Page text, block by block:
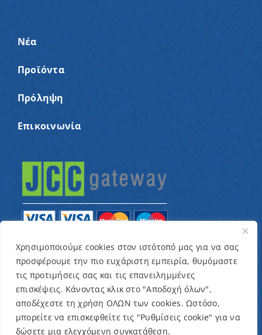
Χρησιμοποιούμε cookies στον ιστότοπό μας για να σας
προσφέρουμε την πιο ευχάριστη εμπειρία, θυμόμαστε
τις προτιμήσεις σας και τις επανειλημμένες
επισκέψεις. Κάνοντας κλικ στο "Αποδοχή όλων",
αποδέχεστε τη χρήση ΟΛΩΝ των cookies. Ωστόσο,
μπορείτε να επισκεφθείτε τις "Ρυθμίσεις cookie" για να
δώσετε μια ελεγχόμενη συγκατάθεση.
Νέα
Προϊόντα
Πρόληψη
Επικοινωνία
© Copyright 2022 – Παγκύπριος Σύνδεσμος για
παιδιά με καρκίνο και συναφείς παθήσεις «Ένα
Όνειρο Μια Ευχή» / Designed & Developed byNETinfo
Plc